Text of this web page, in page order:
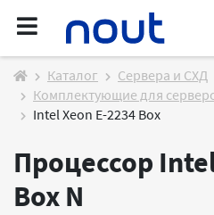
Каталог
Cервера и СХД
Комплектующие для
Intel Xeon E-2234 Box
Процессор
Box N